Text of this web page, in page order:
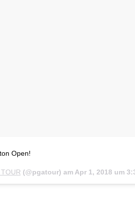
Open!
TOUR (@pgatour) am Apr 1, 2018 um